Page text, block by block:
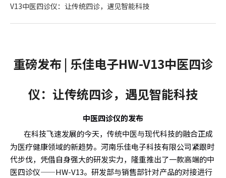
V13中医四诊仪：让传统四诊，遇见智能科技
重磅发布 | 乐佳电子HW-V13中医四诊
仪：让传统四诊，遇见智能科技
中医四诊仪的发布
在科技飞速发展的今天，传统中医与现代科技的融合正成
为医疗健康领域的新趋势。河南乐佳电子科技有限公司紧跟时
代步伐，凭借自身强大的研发实力，隆重推出了一款高端的中
医四诊仪——HW-V13。研发部与销售部针对产品的对接进行